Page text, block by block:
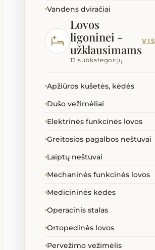
Vandens dviračiai
Lovos
ligoninei -
užklausimams
12 subkategorijų
Apžiūros kušetės, kėdės
Dušo vežimėliai
Elektrinės funkcinės lovos
Greitosios pagalbos neštuvai
Laiptų neštuvai
Mechaninės funkcinės lovos
Medicininės kėdės
Operacinis stalas
Ortopedinės lovos
Pervežimo vežimėlis